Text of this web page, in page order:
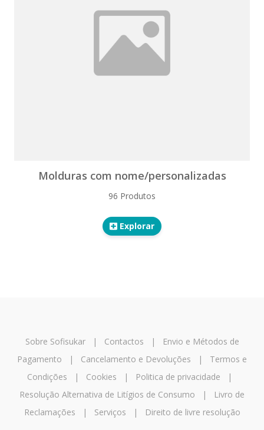
Molduras com nome/personalizadas
96 Produtos
Explorar
Sobre Sofisukar| Contactos |
Envio e Métodos de
Pagamento | Cancelamento e Devoluções | Termos e
Condições | Cookies | Politica de privacidade |
Resolução Alternativa de Litígios de Consumo |
Livro de
Reclamações | Serviços | Direito de livre resolução